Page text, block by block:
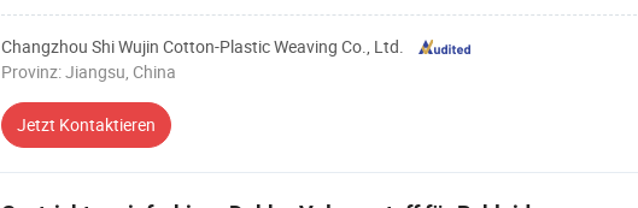
Changzhou Shi Wujin Cotton-Plastic Weaving Co., Ltd.
Provinz: Jiangsu, China
Jetzt Kontaktieren